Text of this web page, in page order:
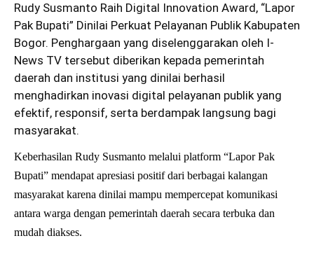
Rudy Susmanto Raih Digital Innovation Award, “Lapor
Pak Bupati” Dinilai Perkuat Pelayanan Publik Kabupaten
Bogor. Penghargaan yang diselenggarakan oleh I-
News TV tersebut diberikan kepada pemerintah
daerah dan institusi yang dinilai berhasil
menghadirkan inovasi digital pelayanan publik yang
efektif, responsif, serta berdampak langsung bagi
masyarakat.
Keberhasilan Rudy Susmanto melalui platform “Lapor Pak
Bupati” mendapat apresiasi positif dari berbagai kalangan
masyarakat karena dinilai mampu mempercepat komunikasi
antara warga dengan pemerintah daerah secara terbuka dan
mudah diakses.